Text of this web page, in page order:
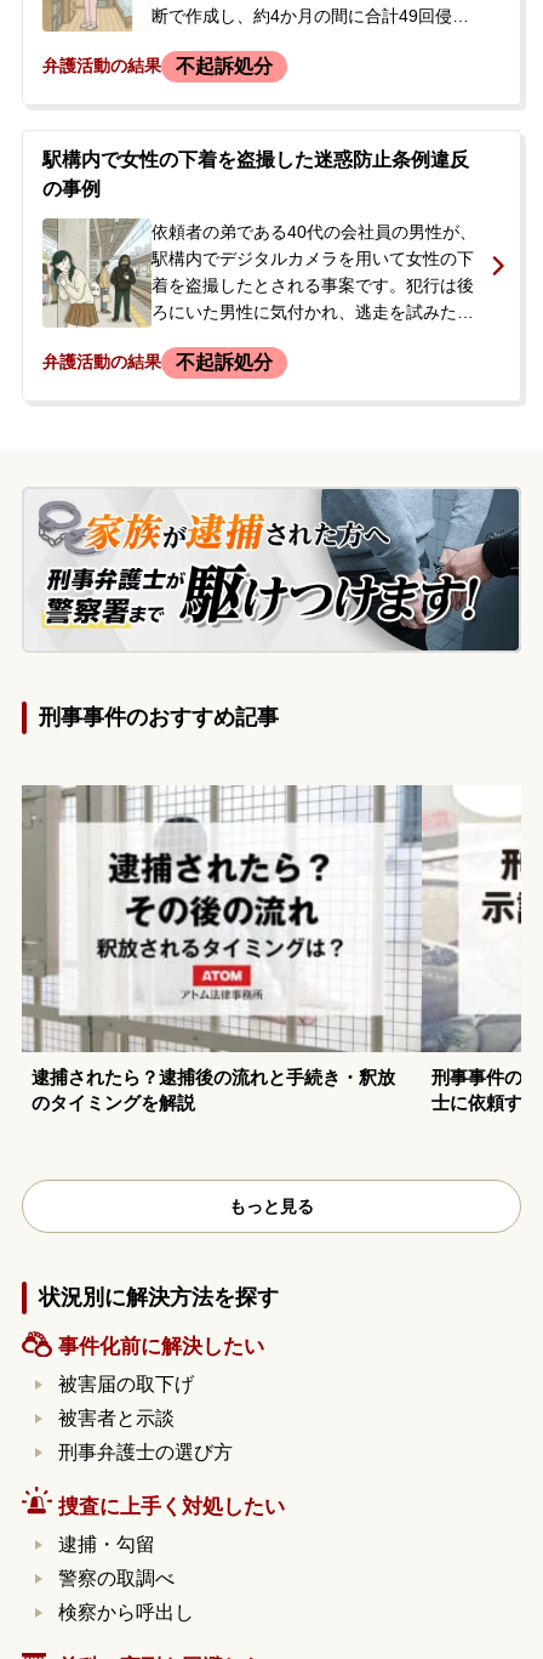
断で作成し、約4か月の間に合計49回侵入
た。また、室内に盗撮目的で隠しカメラを
発覚し、依頼者は警察による家宅捜索を受
け、関連機器を押収されました。逮捕はさ
た。依頼者本人は容疑を認めており、仕事
が多忙であったため、今後の対応について
父親が当事務所へ相談に来られました。当
初、被害者から「弁護士を介してなら話を
交渉の進め方について改めて相談があり、
弁護活動の結果 不起訴処分
駅構内で女性の下着を盗撮した迷惑防止条例違反
の事例
依頼者の弟である40代の会社員の男性が、
駅構内でデジタルカメラを用いて女性の下
着を盗撮したとされる事案です。犯行は後
ろにいた男性に気付かれ、逃走を試みたも
署に身柄を拘束され、家宅捜索が実施され
への影響を心配し、弟の身柄が拘束されて
いる中で、当事務所へ相談に来られまし
た。
弁護活動の結果 不起訴処分
刑事事件のおすすめ記事
逮捕されたら？逮捕後の流れと手続き・釈放
のタイミングを解説
刑事事件の
士に依頼す
もっと見る
状況別に解決方法を探す
事件化前に解決したい
被害届の取下げ
被害者と示談
刑事弁護士の選び方
捜査に上手く対処したい
逮捕・勾留
警察の取調べ
検察から呼出し